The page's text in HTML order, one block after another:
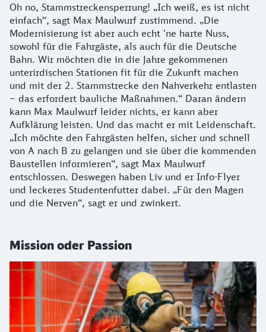
Oh no, Stammstreckensperrung! „Ich weiß, es ist nicht
einfach“, sagt Max Maulwurf zustimmend. „Die
Modernisierung ist aber auch echt 'ne harte Nuss,
sowohl für die Fahrgäste, als auch für die Deutsche
Bahn. Wir möchten die in die Jahre gekommenen
unterirdischen Stationen fit für die Zukunft machen
und mit der 2. Stammstrecke den Nahverkehr entlasten
– das erfordert bauliche Maßnahmen.“ Daran ändern
kann Max Maulwurf leider nichts, er kann aber
Aufklärung leisten. Und das macht er mit Leidenschaft.
„Ich möchte den Fahrgästen helfen, sicher und schnell
von A nach B zu gelangen und sie über die kommenden
Baustellen informieren“, sagt Max Maulwurf
entschlossen. Deswegen haben Liv und er Info-Flyer
und leckeres Studentenfutter dabei. „Für den Magen
und die Nerven“, sagt er und zwinkert.
Mission oder Passion